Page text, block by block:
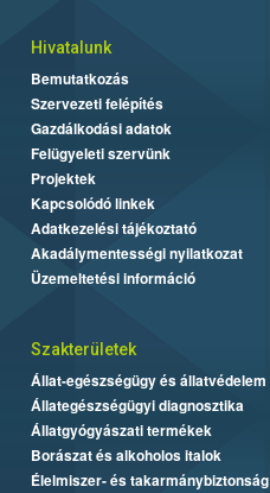
Hivatalunk
Bemutatkozás
Szervezeti felépítés
Gazdálkodási adatok
Felügyeleti szervünk
Projektek
Kapcsolódó linkek
Adatkezelési tájékoztató
Akadálymentességi nyilatkozat
Üzemeltetési információ
Szakterületek
Állat-egészségügy és állatvédelem
Állategészségügyi diagnosztika
Állatgyógyászati termékek
Borászat és alkoholos italok
Élelmiszer- és takarmánybiztonság